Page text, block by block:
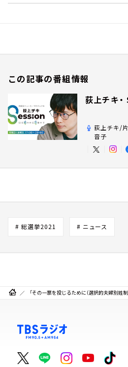
この記事の番組情報
荻上チキ
荻上チキ/
音子
# 総選挙2021 # ニュース
「その一票を投じるために（選択的夫婦別姓制